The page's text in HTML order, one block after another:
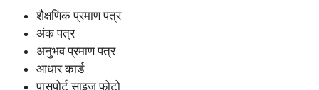
शैक्षणिक प्रमाण पत्र
अंक पत्र
अनुभव प्रमाण पत्र
आधार कार्ड
पासपोर्ट साइज फोटो